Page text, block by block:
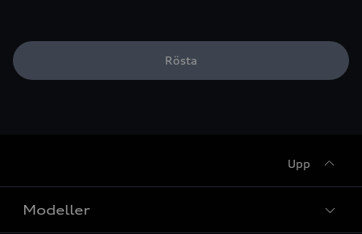
Rösta
Upp
Modeller